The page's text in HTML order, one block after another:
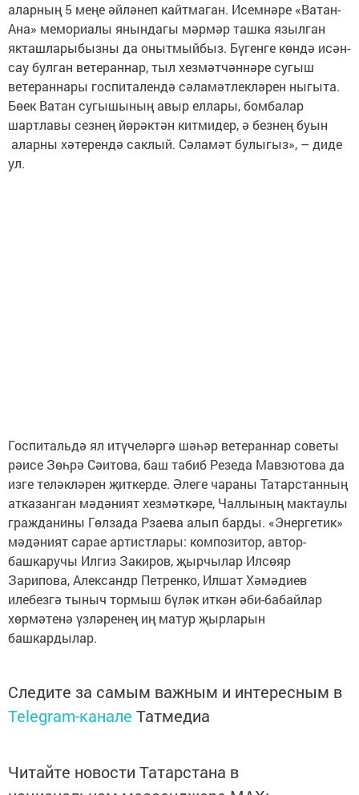
аларның 5 меңе әйләнеп кайтмаган. Исемнәре «Ватан-
Ана» мемориалы янындагы мәрмәр ташка язылган
якташларыбызны да онытмыйбыз. Бүгенге көндә исән-
сау булган ветераннар, тыл хезмәтчәннәре сугыш
ветераннары госпиталендә сәламәтлекләрен ныгыта.
Бөек Ватан сугышының авыр еллары, бомбалар
шартлавы сезнең йөрәктән китмидер, ә безнең буын
аларны хәтерендә саклый. Сәламәт булыгыз», – диде
ул.
Госпитальдә ял итүчеләргә шәһәр ветераннар советы
рәисе Зөһрә Сәитова, баш табиб Резеда Мавзютова да
изге теләкләрен җиткерде. Әлеге чараны Татарстанның
атказанган мәдәният хезмәткәре, Чаллының мактаулы
гражданины Гөлзада Рзаева алып барды. «Энергетик»
мәдәният сарае артистлары: композитор, автор-
башкаручы Илгиз Закиров, җырчылар Илсөяр
Зарипова, Александр Петренко, Илшат Хәмәдиев
илебезгә тыныч тормыш бүләк иткән әби-бабайлар
хөрмәтенә үзләренең иң матур җырларын
башкардылар.
Следите за самым важным и интересным в
Telegram-канале Татмедиа
Читайте новости Татарстана в